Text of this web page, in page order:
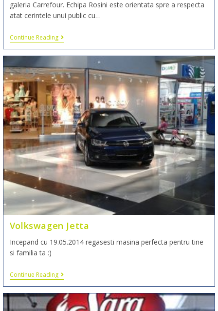
galeria Carrefour. Echipa Rosini este orientata spre a respecta
atat cerintele unui public cu…
Continue Reading
Volkswagen Jetta
Incepand cu 19.05.2014 regasesti masina perfecta pentru tine
si familia ta :)
Continue Reading